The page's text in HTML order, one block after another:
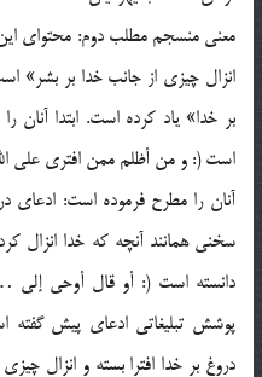
معني منسجم مطلب دوم: محتواي
انزال چيزي از جانب خدا بر بشر»
بر خدا» ياد کرده است. ابتدا آنان
است (: و من أظلم ممن افتري علي
آنان را مطرح فرموده است: ادعاي
سخني همانند آنچه که خدا انزال
دانسته است (: أو قال أوحي
پوشش تبليغاتي ادعاي پيش گفته
دروغ بر خدا افترا بسته و انزال